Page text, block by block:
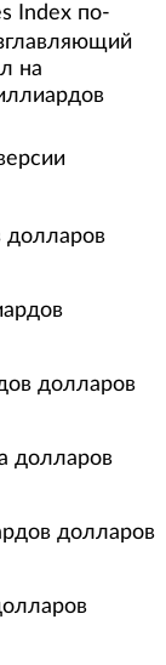
Index по-
на
долларов
долларов
долларов